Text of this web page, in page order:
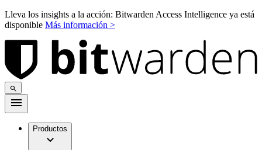
Lleva los insights a la acción: Bitwarden Access Intelligence ya está
disponible Más información >
Productos